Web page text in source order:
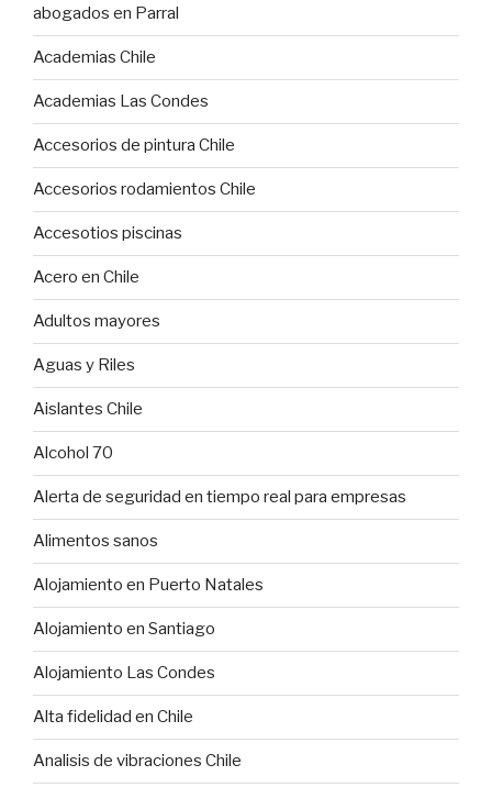
abogados en Parral
Academias Chile
Academias Las Condes
Accesorios de pintura Chile
Accesorios rodamientos Chile
Accesotios piscinas
Acero en Chile
Adultos mayores
Aguas y Riles
Aislantes Chile
Alcohol 70
Alerta de seguridad en tiempo real para empresas
Alimentos sanos
Alojamiento en Puerto Natales
Alojamiento en Santiago
Alojamiento Las Condes
Alta fidelidad en Chile
Analisis de vibraciones Chile